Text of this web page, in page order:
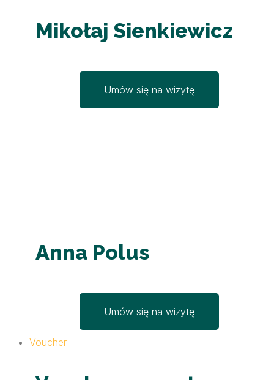
Mikołaj Sienkiewicz
Umów się na wizytę
Anna Polus
Umów się na wizytę
Voucher